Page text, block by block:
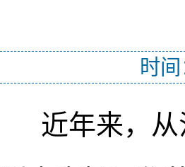
时
近年来，